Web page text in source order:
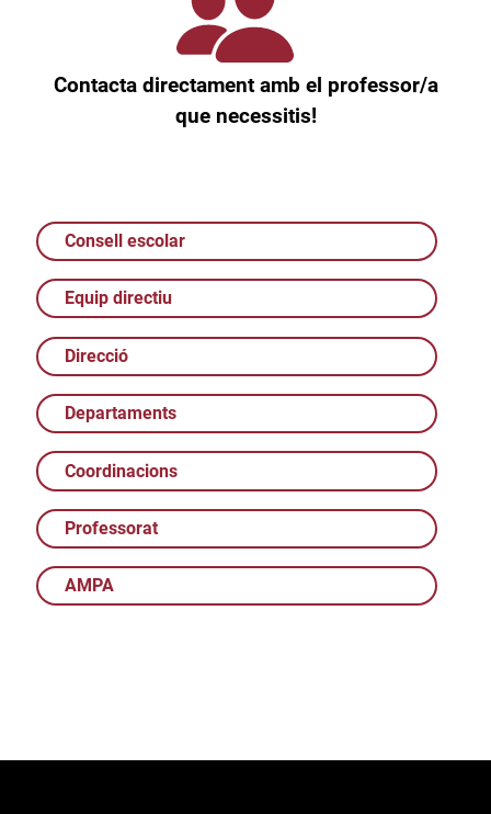
Contacta directament amb el professor/a
que necessitis!
Consell escolar
Equip directiu
Direcció
Departaments
Coordinacions
Professorat
AMPA